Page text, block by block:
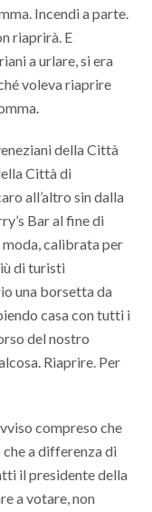
Incendi a parte.
riaprirà. E
a urlare, si era
voleva riaprire
della Città
Città di
all’altro sin dalla
Bar al fine di
calibrata per
di turisti
una borsetta da
casa con tutti i
del nostro
Riaprire. Per
compreso che
a differenza di
il presidente della
a votare, non